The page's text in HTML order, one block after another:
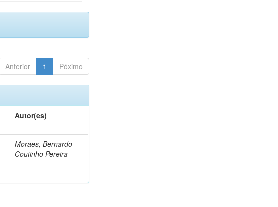
Anterior 1 Póximo
Autor(es)
Moraes, Bernardo
Coutinho Pereira